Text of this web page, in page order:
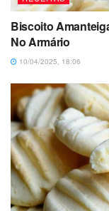
Biscoito
No Armário
10/04/2025, 18:06